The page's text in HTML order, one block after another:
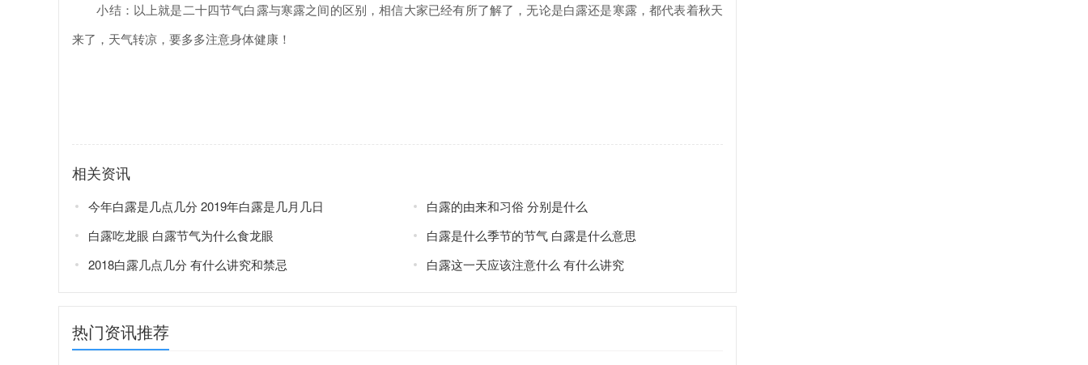
小结：以上就是二十四节气白露与寒露之间的区别，相信大家已经有所了解了，无论是白露还是寒露，都代表着秋天
来了，天气转凉，要多多注意身体健康！
相关资讯
今年白露是几点几分 2019年白露是几月几日
白露的由来和习俗 分别是什么
白露吃龙眼 白露节气为什么食龙眼
白露是什么季节的节气 白露是什么意思
2018白露几点几分 有什么讲究和禁忌
白露这一天应该注意什么 有什么讲究
热门资讯推荐